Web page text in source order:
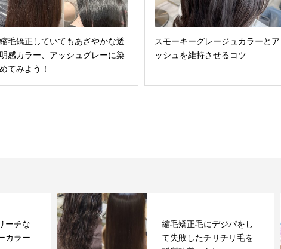
縮毛矯正していてもあざやかな透
明感カラー、アッシュグレーに染
めてみよう！
スモーキーグレージュカラーとア
ッシュを維持させるコツ
パをし
リ毛を
ブリーチなしでシルバー
アッシュにする方法とコ